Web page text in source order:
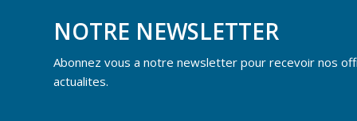
NOTRE NEWSLETTER
Abonnez vous a notre newsletter pour recevoir nos
actualites.